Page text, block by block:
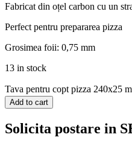
Fabricat din oțel carbon cu un
Perfect pentru prepararea pizza
Grosimea foii: 0,75 mm
13 in stock
Tava pentru copt pizza 240x25
Add to cart
Solicita postare in